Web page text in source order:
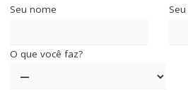
Seu nome
O que você faz?